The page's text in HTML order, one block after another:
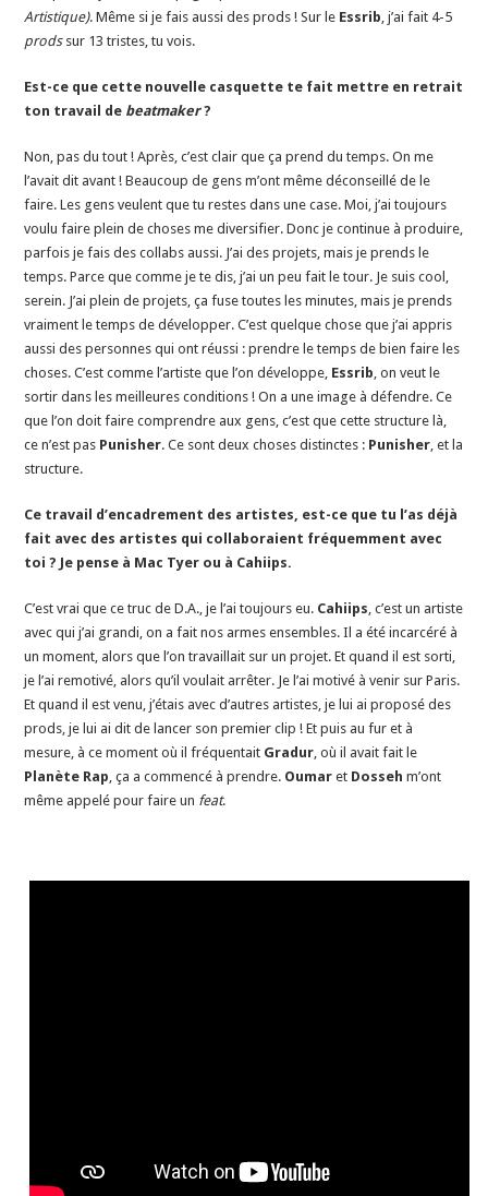
Artistique). Même si je fais aussi des prods ! Sur le Essrib, j’ai fait 4-5
prodssur 13 tristes, tu vois.
Est-ce que cette nouvelle casquette te fait mettre en retrait
ton travail de beatmaker?
Non, pas du tout ! Après, c’est clair que ça prend du temps. On me
l’avait dit avant ! Beaucoup de gens m’ont même déconseillé de le
faire. Les gens veulent que tu restes dans une case. Moi, j’ai toujours
voulu faire plein de choses me diversifier. Donc je continue à produire,
parfois je fais des collabs aussi. J’ai des projets, mais je prends le
temps. Parce que comme je te dis, j’ai un peu fait le tour. Je suis cool,
serein. J’ai plein de projets, ça fuse toutes les minutes, mais je prends
vraiment le temps de développer. C’est quelque chose que j’ai appris
aussi des personnes qui ont réussi : prendre le temps de bien faire les
choses. C’est comme l’artiste que l’on développe, Essrib, on veut le
sortir dans les meilleures conditions ! On a une image à défendre. Ce
que l’on doit faire comprendre aux gens, c’est que cette structure là,
ce n’est pas Punisher. Ce sont deux choses distinctes : Punisher, et la
structure.
Ce travail d’encadrement des artistes, est-ce que tu l’as déjà
fait avec des artistes qui collaboraient fréquemment avec
toi ? Je pense à Mac Tyer ou à Cahiips.
C’est vrai que ce truc de D.A., je l’ai toujours eu. Cahiips, c’est un artiste
avec qui j’ai grandi, on a fait nos armes ensembles. Il a été incarcéré à
un moment, alors que l’on travaillait sur un projet. Et quand il est sorti,
je l’ai remotivé, alors qu’il voulait arrêter. Je l’ai motivé à venir sur Paris.
Et quand il est venu, j’étais avec d’autres artistes, je lui ai proposé des
prods, je lui ai dit de lancer son premier clip ! Et puis au fur et à
mesure, à ce moment où il fréquentait Gradur, où il avait fait le
Planète Rap, ça a commencé à prendre. Oumar et Dosseh m’ont
même appelé pour faire un feat.